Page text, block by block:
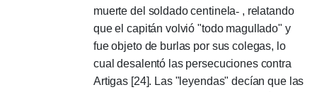
muerte del soldado centinela- , relatando
que el capitán volvió "todo magullado" y
fue objeto de burlas por sus colegas, lo
cual desalentó las persecuciones contra
Artigas [24]. Las "leyendas" decían que las